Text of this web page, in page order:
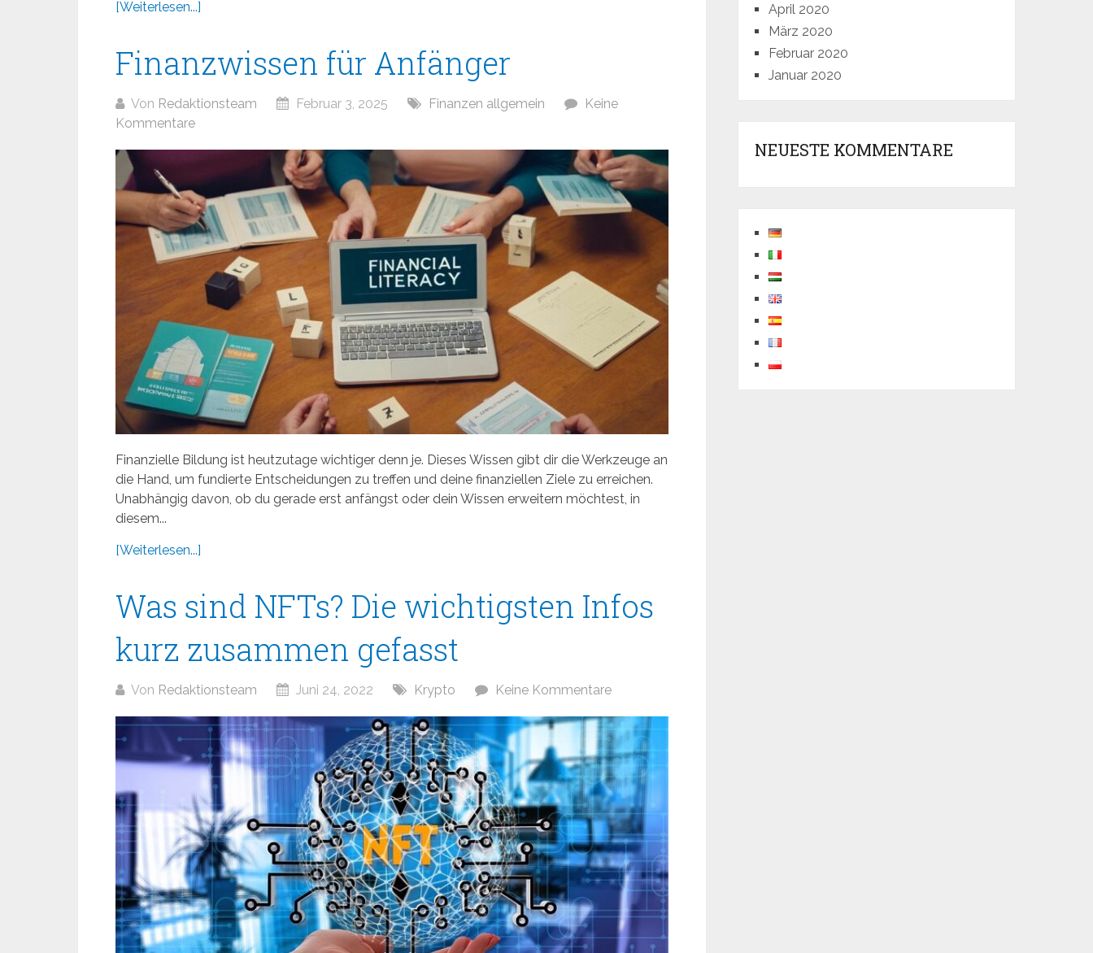
[Weiterlesen...]
Finanzwissen für Anfänger
Von Redaktionsteam Februar 3, 2025 Finanzen allgemein
Keine
Kommentare
Finanzielle Bildung ist heutzutage wichtiger denn je. Dieses Wissen gibt dir die Werkzeuge an
die Hand, um fundierte Entscheidungen zu treffen und deine finanziellen Ziele zu erreichen.
Unabhängig davon, ob du gerade erst anfängst oder dein Wissen erweitern möchtest, in
diesem...
[Weiterlesen...]
Was sind NFTs? Die wichtigsten Infos
kurz zusammen gefasst
Von Redaktionsteam Juni 24, 2022 Krypto Keine Kommentare
April 2020
März 2020
Februar 2020
Januar 2020
NEUESTE KOMMENTARE